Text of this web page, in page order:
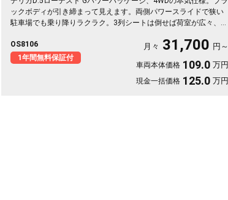
ックボディが引き締まって見えます。両側パワースライドで狭い
駐車場でも乗り降りラクラク。3列シートは倒せば荷室が広々、キ
きな車体もスッと駐車OK。雪道もアウトドアも仲間との遠出も、
これ一台で頼れる相棒に🚗✨💺🙌。安心して長く乗れる《1年保証
付》です😊
OS8106
1年間無料保証付
月々 31,700 円～
車両本体価格 109.0 万円
現金一括価格 125.0 万円